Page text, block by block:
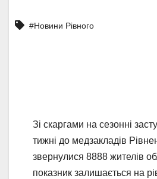
#Новини Рівного
Зі скаргами на сезонні
тижні до медзакладів
звернулися 8888 жителів
показник залишається на